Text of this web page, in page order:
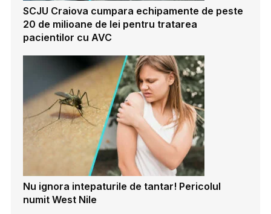
SCJU Craiova cumpara echipamente de peste
20 de milioane de lei pentru tratarea
pacientilor cu AVC
Nu ignora intepaturile de tantar! Pericolul
numit West Nile